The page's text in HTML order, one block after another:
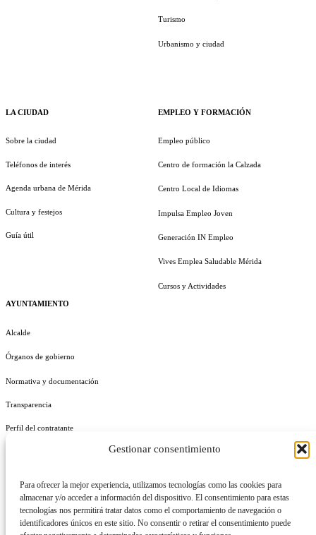
Gestionar consentimiento
Para ofrecer la mejor experiencia, utilizamos tecnologías como las cookies para
almacenar y/o acceder a información del dispositivo. El consentimiento para estas
tecnologías nos permitirá tratar datos como el comportamiento de navegación o
identificadores únicos en este sitio. No consentir o retirar el consentimiento puede
LA CIUDAD
Sobre la ciudad
Teléfonos de interés
Agenda urbana de Mérida
Cultura y festejos
Guía útil
AYUNTAMIENTO
Alcalde
Órganos de gobierno
Normativa y documentación
Transparencia
Perfil del contratante
Turismo
Urbanismo y ciudad
EMPLEO Y FORMACIÓN
Empleo público
Centro de formación la Calzada
Centro Local de Idiomas
Impulsa Empleo Joven
Generación IN Empleo
Vives Emplea Saludable Mérida
Cursos y Actividades